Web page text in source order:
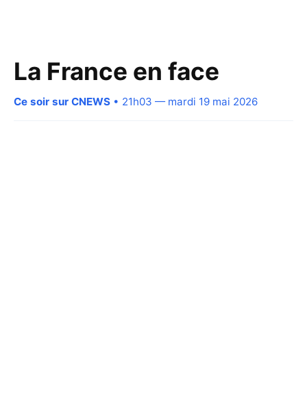
La France en face
Ce soir sur CNEWS • 21h03 — mardi 19 mai 2026